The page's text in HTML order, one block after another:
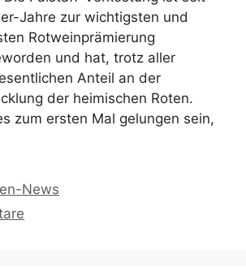
Jahre zur wichtigsten und
Rotweinprämierung
und hat, trotz aller
Anteil an der
der heimischen Roten.
zum ersten Mal gelungen sein,
News